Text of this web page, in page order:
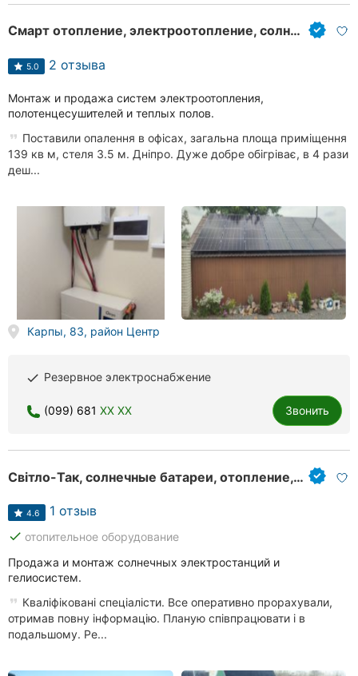
Черновцы
Сумы
Смарт отопление, электроотопление, солнечные электростанции
5.0 2 отзыва
Монтаж и продажа систем электроотопления,
полотенцесушителей и теплых полов.
Поставили опалення в офісах, загальна площа приміщення
139 кв м, стеля 3.5 м. Дніпро. Дуже добре обігріває, в 4 рази
деш...
Карпы, 83, район Центр
done Резервное электроснабжение
(099) 681 XX XX Звонить
Світло-Так, солнечные батареи, отопление, альтернативная энергетика
4.6 1 отзыв
done отопительное оборудование
Продажа и монтаж солнечных электростанций и
гелиосистем.
Кваліфіковані спеціалісти. Все оперативно прорахували,
отримав повну інформацію. Планую співпрацювати і в
подальшому. Ре...